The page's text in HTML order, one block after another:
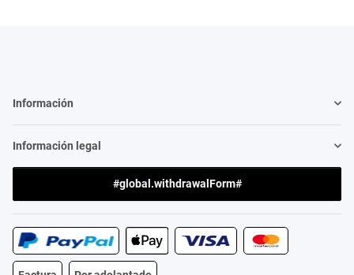
Información
Información legal
#global.withdrawalForm#